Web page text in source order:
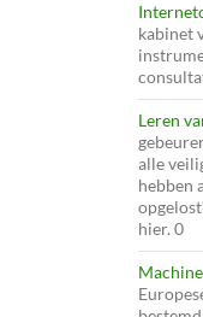
kabinet
Leren
alle
hebben
hier. 0